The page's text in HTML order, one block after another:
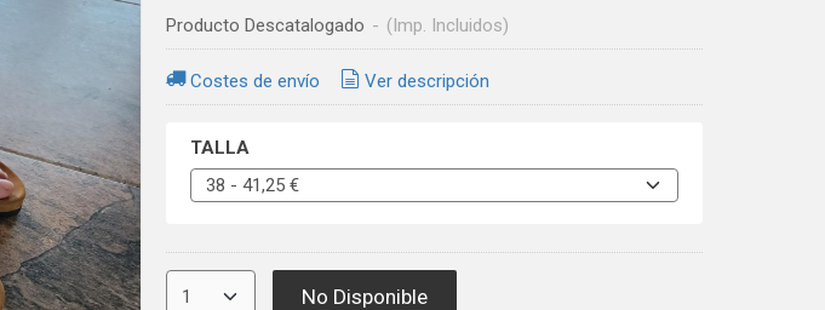
Producto Descatalogado - (Imp. Incluidos)
Costes de envío Ver descripción
TALLA
No Disponible